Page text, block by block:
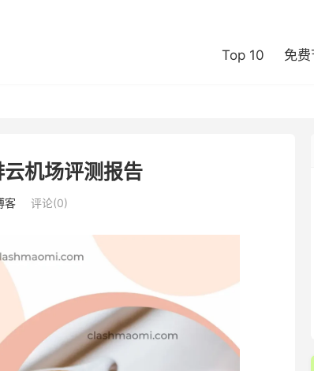
Top 10 免
机场评测报告
客 评论(0)